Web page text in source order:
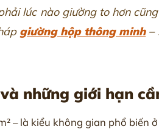
lúc nào giường to hơn
giường hộp thông minh–
những giới hạn
– là kiểu không gian phổ biến